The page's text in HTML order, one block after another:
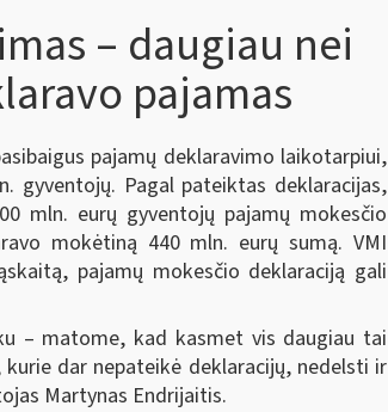
– daugiau nei
pajamas
pajamų deklaravimo laikotarpiui,
gyventojų. Pagal pateiktas deklaracijas,
mln. eurų gyventojų pajamų mokesčio
mokėtiną 440 mln. eurų sumą. VMI
pajamų mokesčio deklaraciją gali
– matome, kad kasmet vis daugiau tai
dar nepateikė deklaracijų, nedelsti ir
Martynas Endrijaitis.